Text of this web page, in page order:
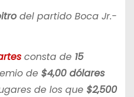
del partido Boca Jr.-
consta de 15
de $4,00 dólares
de los que $2,500